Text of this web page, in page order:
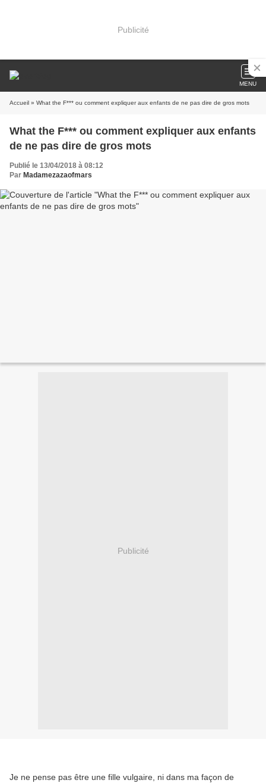
Publicité
MENU
Accueil » What the F*** ou comment expliquer aux enfants de ne pas dire de gros mots
What the F*** ou comment expliquer aux enfants
de ne pas dire de gros mots
Publié le 13/04/2018 à 08:12
Par Madamezazaofmars
Publicité
Je ne pense pas être une fille vulgaire, ni dans ma façon de